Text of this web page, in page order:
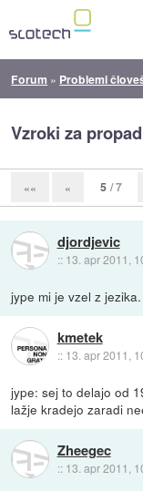
Forum » Problemi
Vzroki za
«« « 5 / 7
djordjevic
:: 13. apr 2011,
jype mi je vzel z jezika.
kmetek
:: 13. apr 2011,
jype: sej to delajo od
lažje kradejo zaradi
Zheegec
:: 13. apr 2011,